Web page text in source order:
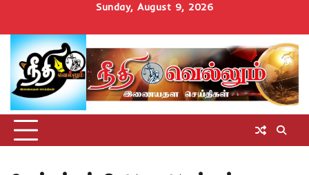
content
Sunday, August 9, 2026
Homeசெய்திகள்
தமிழ்நாடுமாவட்டச்செய்திகள்
அரசியல்ஆன்மிகம்
சட்டம்
அறிவோம்
சினிமாUncategorized